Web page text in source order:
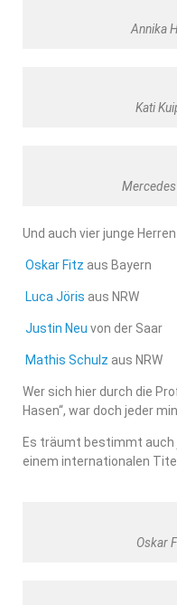
Annika
Kati
Und auch vier junge
Oskar Fitz aus Bayern
Luca Jöris aus NRW
Justin Neu von der Saar
Mathis Schulz aus NRW
Wer sich hier durch die
Hasen“, war doch jeder
Es träumt bestimmt auch
einem internationalen
Oskar